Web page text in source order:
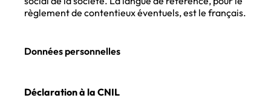
règlement de contentieux éventuels, est le français.
Données personnelles
Déclaration à la CNIL